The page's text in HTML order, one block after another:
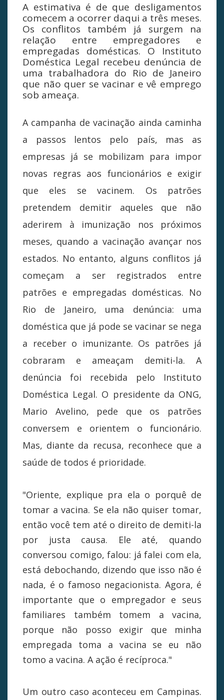
A estimativa é de que desligamentos
comecem a ocorrer daqui a três meses.
Os conflitos também já surgem na
relação entre empregadores e
empregadas domésticas. O Instituto
Doméstica Legal recebeu denúncia de
uma trabalhadora do Rio de Janeiro
que não quer se vacinar e vê emprego
sob ameaça.
A campanha de vacinação ainda caminha
a passos lentos pelo país, mas as
empresas já se mobilizam para impor
novas regras aos funcionários e exigir
que eles se vacinem. Os patrões
pretendem demitir aqueles que não
aderirem à imunização nos próximos
meses, quando a vacinação avançar nos
estados. No entanto, alguns conflitos já
começam a ser registrados entre
patrões e empregadas domésticas. No
Rio de Janeiro, uma denúncia: uma
doméstica que já pode se vacinar se nega
a receber o imunizante. Os patrões já
cobraram e ameaçam demiti-la. A
denúncia foi recebida pelo Instituto
Doméstica Legal. O presidente da ONG,
Mario Avelino, pede que os patrões
conversem e orientem o funcionário.
Mas, diante da recusa, reconhece que a
saúde de todos é prioridade.
"Oriente, explique pra ela o porquê de
tomar a vacina. Se ela não quiser tomar,
então você tem até o direito de demiti-la
por justa causa. Ele até, quando
conversou comigo, falou: já falei com ela,
está debochando, dizendo que isso não é
nada, é o famoso negacionista. Agora, é
importante que o empregador e seus
familiares também tomem a vacina,
porque não posso exigir que minha
empregada toma a vacina se eu não
tomo a vacina. A ação é recíproca."
Um outro caso aconteceu em Campinas.